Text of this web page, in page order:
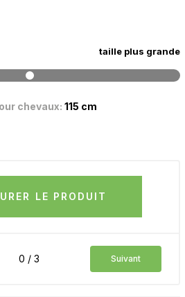
taille plus grande
chevaux: 115 cm
LE PRODUIT
0 / 3 Suivant